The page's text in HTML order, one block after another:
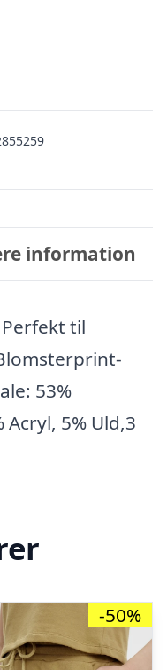
150,00.
information
til
53%
Acryl, 5% Uld,3
-50%